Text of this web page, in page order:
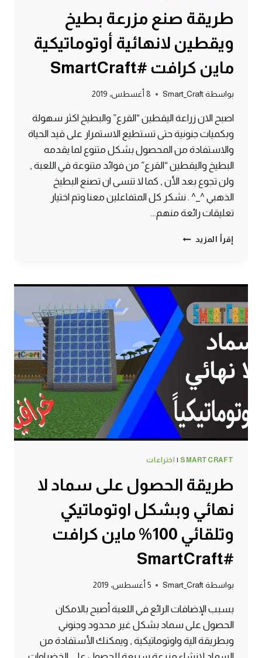
طريقة صنع مزرعة بطيخ
ويقطين لانهائية أوتوماتيكية
ماين كرافت #SmartCraft
بواسطة Smart_Craft 8 أغسطس، 2019
اصبح الان زراعة اليقطين “القرع” والبطيخ اكثر سهولة
وبكميات جنونية حتى تستطيع الاستمرار على قيد الحياة
والاستفادة من المحصول بشكل متنوع لما يقدمه
البطيخ واليقطين “القرع” من فوائد متنوعة في اللعبة ,
ولن تجوع بعد الأن , كما لا تنسى ان تصنع البطيخ
الذهبي ^_^ . نشكر كل المتفاعلين معنا وتم اختيار
تعليقات رائعة منهم…
إقرأ المزيد طريقة
ويقطين
لانهائية
أوتوماتيكية
ماين
كرافت
SMARTCRAFT
| اختراعات
طريقة الحصول على سماد لا
نهائي وبشكل اوتوماتيكي
وتلقائي 100% ماين كرافت
#SmartCraft
بواسطة Smart_Craft 5 أغسطس، 2019
بسبب الإضافات الرائع في اللعبة أصبح بالامكان
الحصول على سماد بشكل غير محدود وجنوني
وبطريقة الية واوتوماتيكية , ويمكنك الأستفادة من